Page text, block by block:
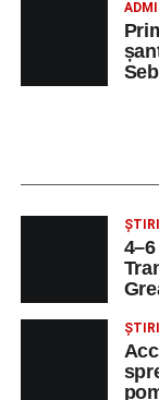
Transylvania
septembrie
Intrarea este
Ultimele
Investiție
centrală
bușteni
Femeie
spital
strada